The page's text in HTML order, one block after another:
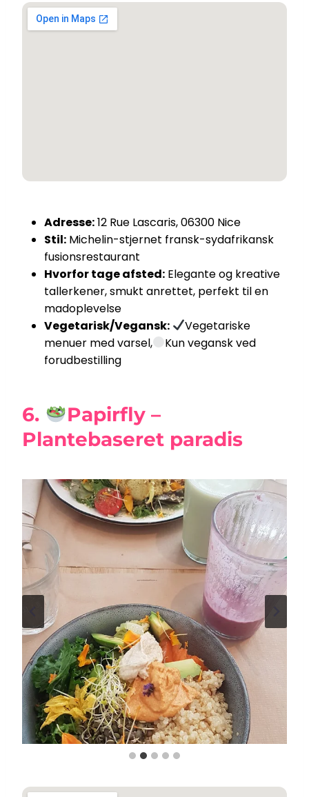
Adresse:12 Rue Lascaris, 06300 Nice
Stil: Michelin-stjernet fransk-sydafrikansk
fusionsrestaurant
Hvorfor tage afsted: Elegante og kreative
tallerkener, smukt anrettet, perfekt til en
madoplevelse
Vegetarisk/Vegansk:
Vegetariske
menuer med varsel,
Kun vegansk ved
forudbestilling
6.
Papirfly –
Plantebaseret paradis